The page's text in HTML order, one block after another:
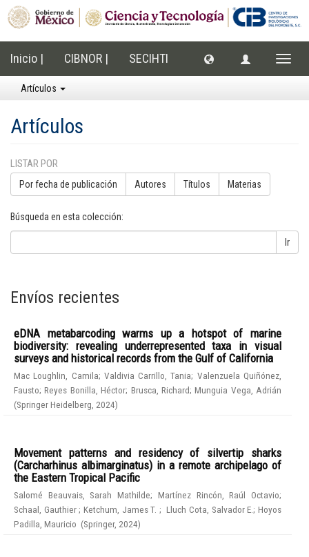
Inicio | CIBNOR | SECIHTI
Artículos
Artículos
LISTAR POR
Por fecha de publicación Autores Títulos Materias
Búsqueda en esta colección:
Ir
Envíos recientes
eDNA metabarcoding warms up a hotspot of marine
biodiversity: revealing underrepresented taxa in visual
surveys and historical records from the Gulf of California
Mac Loughlin, Camila; Valdivia Carrillo, Tania; Valenzuela Quiñónez,
Fausto;Reyes Bonilla, Héctor; Brusca, Richard;Munguia Vega, Adrián
(Springer Heidelberg 2024)
Movement patterns and residency of silvertip sharks
(Carcharhinus albimarginatus) in a remote archipelago of
the Eastern Tropical Pacific
Salomé Beauvais, Sarah Mathilde; Martínez Rincón, Raúl Octavio;
Schaal, Gauthier;Ketchum, James T.; Lluch Cota, Salvador E.;Hoyos
Padilla, Mauricio (Springer, 2024)